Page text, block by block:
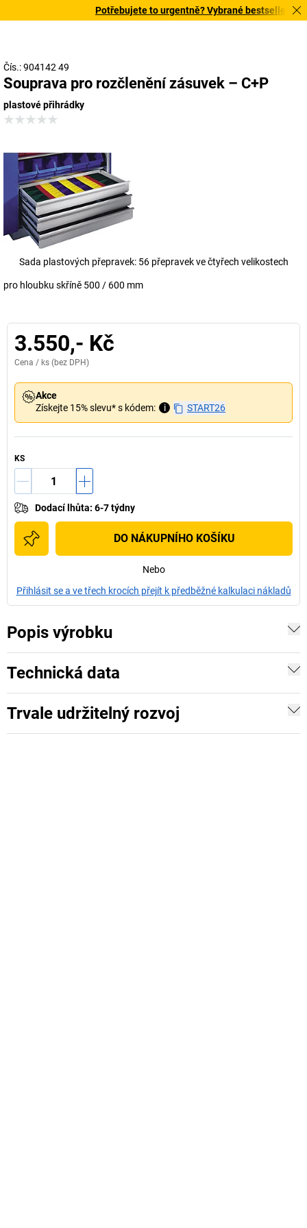
Potřebujete to urgentně? Vybrané bestsellery
Čís.: 904142 49
Souprava pro rozčlenění zásuvek – C+P
plastové přihrádky
Sada plastových přepravek: 56 přepravek ve čtyřech velikostech
pro hloubku skříně 500 / 600 mm
3.550,- Kč
Cena / ks (bez DPH)
Akce
Získejte 15% slevu* s kódem:
i START26
KS
Dodací lhůta: 6-7 týdny
DO NÁKUPNÍHO KOŠÍKU
Nebo
Přihlásit se a ve třech krocích přejít k předběžné kalkulaci nákladů
Popis výrobku
Technická data
Trvale udržitelný rozvoj